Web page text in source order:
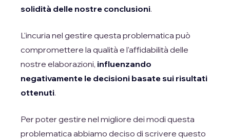
solidità delle nostre conclusioni.
L'incuria nel gestire questa problematica può
compromettere la qualità e l'affidabilità delle
nostre elaborazioni, influenzando
negativamente le decisioni basate sui risultati
ottenuti.
Per poter gestire nel migliore dei modi questa
problematica abbiamo deciso di scrivere questo